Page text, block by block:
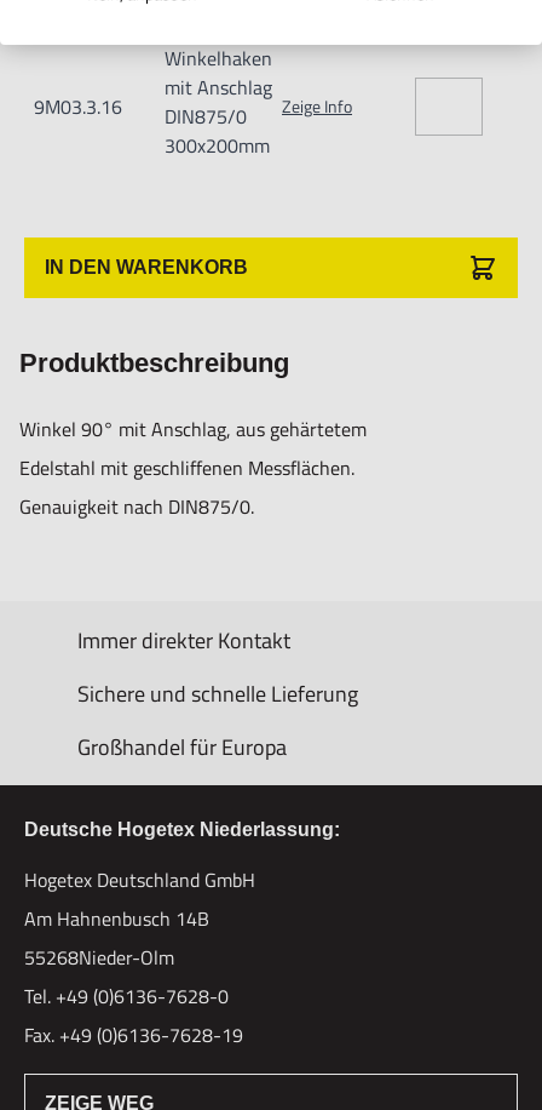
9M03.3.16
Winkelhaken
mit Anschlag
DIN875/0
300x200mm
Zeige Info
IN DEN WARENKORB
Produktbeschreibung
Winkel 90° mit Anschlag, aus gehärtetem
Edelstahl mit geschliffenen Messflächen.
Genauigkeit nach DIN875/0.
Immer direkter Kontakt
Sichere und schnelle Lieferung
Großhandel für Europa
Deutsche Hogetex Niederlassung:
Hogetex Deutschland GmbH
Am Hahnenbusch 14B
55268Nieder-Olm
Tel. +49 (0)6136-7628-0
Fax. +49 (0)6136-7628-19
ZEIGE WEG